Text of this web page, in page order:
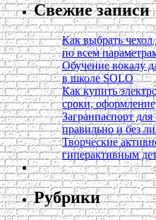
Свежие записи
Как выбрать
по всем
Обучение вокалу
в школе SOLO
Как купить
сроки,
Загранпаспорт для
правильно и без
Творческие
гиперактивным
Рубрики